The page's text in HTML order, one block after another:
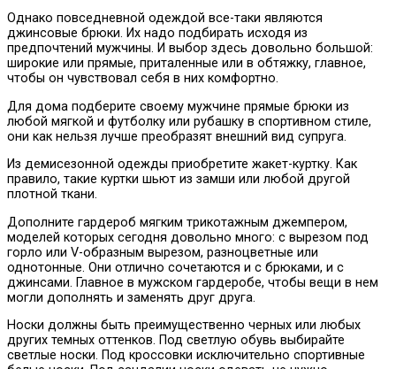
Однако повседневной одеждой все-таки являются
джинсовые брюки. Их надо подбирать исходя из
предпочтений мужчины. И выбор здесь довольно большой:
широкие или прямые, приталенные или в обтяжку, главное,
чтобы он чувствовал себя в них комфортно.
Для дома подберите своему мужчине прямые брюки из
любой мягкой и футболку или рубашку в спортивном стиле,
они как нельзя лучше преобразят внешний вид супруга.
Из демисезонной одежды приобретите жакет-куртку. Как
правило, такие куртки шьют из замши или любой другой
плотной ткани.
Дополните гардероб мягким трикотажным джемпером,
моделей которых сегодня довольно много: с вырезом под
горло или V-образным вырезом, разноцветные или
однотонные. Они отлично сочетаются и с брюками, и с
джинсами. Главное в мужском гардеробе, чтобы вещи в нем
могли дополнять и заменять друг друга.
Носки должны быть преимущественно черных или любых
других темных оттенков. Под светлую обувь выбирайте
светлые носки. Под кроссовки исключительно спортивные